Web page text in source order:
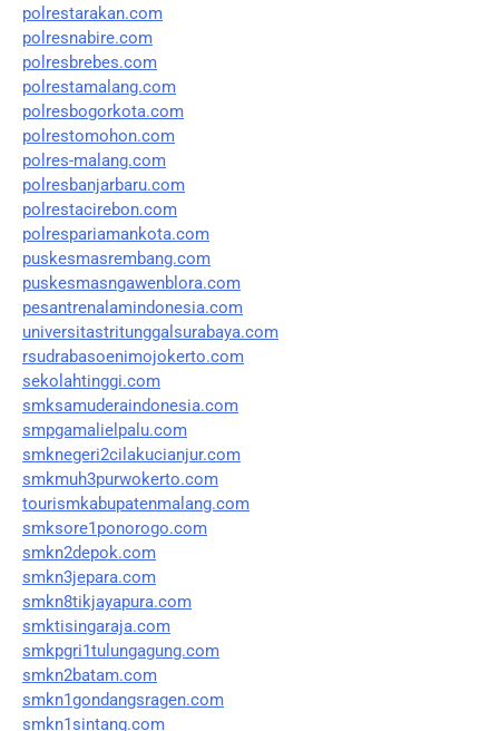
polrestarakan.com
polresnabire.com
polresbrebes.com
polrestamalang.com
polresbogorkota.com
polrestomohon.com
polres-malang.com
polresbanjarbaru.com
polrestacirebon.com
polrespariamankota.com
puskesmasrembang.com
puskesmasngawenblora.com
pesantrenalamindonesia.com
universitastritunggalsurabaya.com
rsudrabasoenimojokerto.com
sekolahtinggi.com
smksamuderaindonesia.com
smpgamalielpalu.com
smknegeri2cilakucianjur.com
smkmuh3purwokerto.com
tourismkabupatenmalang.com
smksore1ponorogo.com
smkn2depok.com
smkn3jepara.com
smkn8tikjayapura.com
smktisingaraja.com
smkpgri1tulungagung.com
smkn2batam.com
smkn1gondangsragen.com
smkn1sintang.com